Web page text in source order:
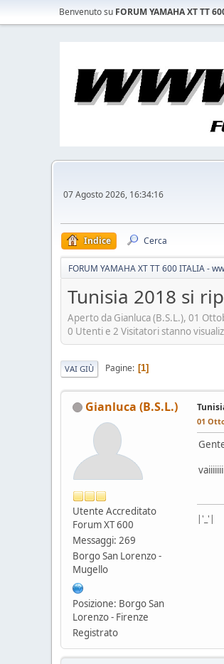
Benvenuto su FORUM YAMAHA XT TT
07 Agosto 2026, 16:34:16
Indice Cerca
FORUM YAMAHA XT TT 600 ITALIA -
Tunisia 2018 si
Aperto da Gianluca (B.S.L.), 01
0 Utenti e 2 Visitatori stanno
VAI GIÙ Pagine 1
Gianluca (B.S.L.)
Utente Accreditato
Forum XT 600
Messaggi: 269
Borgo San Lorenzo -
Mugello
Posizione: Borgo San
Lorenzo - Firenze
Registrato
01
|'_'|